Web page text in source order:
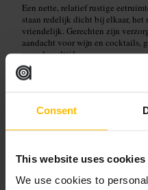
Consent
This website uses cookies
We use cookies to
Een nette, relatief rustige
staan redelijk dicht bij elkaar,
vriendelijk. Gerechten zijn
aandacht voor wijn en cocktails,
avondmaaltijd.
specifieks.
https://sophies.ie/menus/